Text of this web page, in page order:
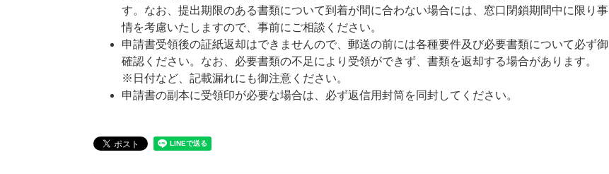
す。なお、提出期限のある書類について到着が間に合わない場合には、窓口閉鎖期間中に限り事
情を考慮いたしますので、事前にご相談ください。
申請書受領後の証紙返却はできませんので、郵送の前には各種要件及び必要書類について必ず御
確認ください。なお、必要書類の不足により受領ができず、書類を返却する場合があります。
※日付など、記載漏れにも御注意ください。
申請書の副本に受領印が必要な場合は、必ず返信用封筒を同封してください。